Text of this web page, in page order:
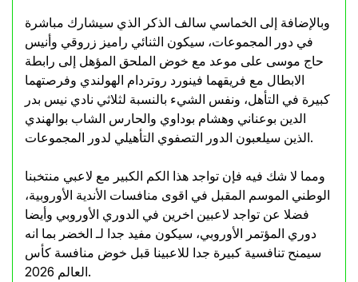
وبالإضافة إلى الخماسي سالف الذكر الذي سيشارك مباشرة
في دور المجموعات، سيكون الثنائي راميز زروقي وأنيس
حاج موسى على موعد مع خوض الملحق المؤهل إلى رابطة
الابطال مع فريقهما فينورد روتردام الهولندي وفرصتهما
كبيرة في التأهل، ونفس الشيء بالنسبة لثلاثي نادي نيس بدر
الدين بوعناني وهشام بوداوي والحارس الشاب بوالهندي
الذين سيلعبون الدور التصفوي التأهيلي لدور المجموعات.
ومما لا شك فيه فإن تواجد هذا الكم الكبير مع لاعبي منتخبنا
الوطني الموسم المقبل في اقوى منافسات الأندية الأوروبية،
فضلا عن تواجد لاعبين اخرين في الدوري الأوروبي وأيضا
دوري المؤتمر الأوروبي، سيكون مفيد جدا لـ الخضر بما انه
سيمنح تنافسية كبيرة جدا للاعبينا قبل خوض منافسة كأس
العالم 2026.